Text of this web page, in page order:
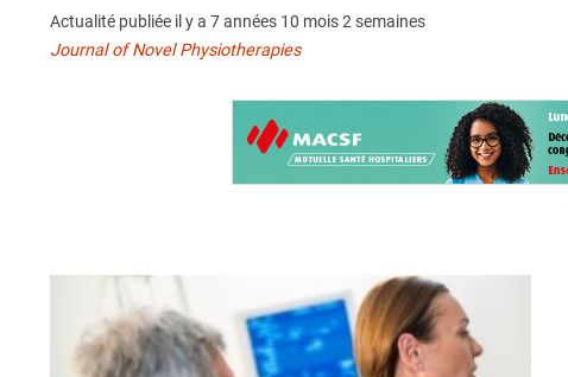
Actualité publiée il y a 7 années 10 mois 2 semaines
Journal of Novel Physiotherapies